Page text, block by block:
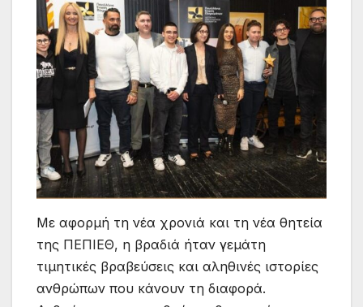
Με αφορμή τη νέα χρονιά και τη νέα θητεία
της ΠΕΠΙΕΘ, η βραδιά ήταν γεμάτη
τιμητικές βραβεύσεις και αληθινές ιστορίες
ανθρώπων που κάνουν τη διαφορά.